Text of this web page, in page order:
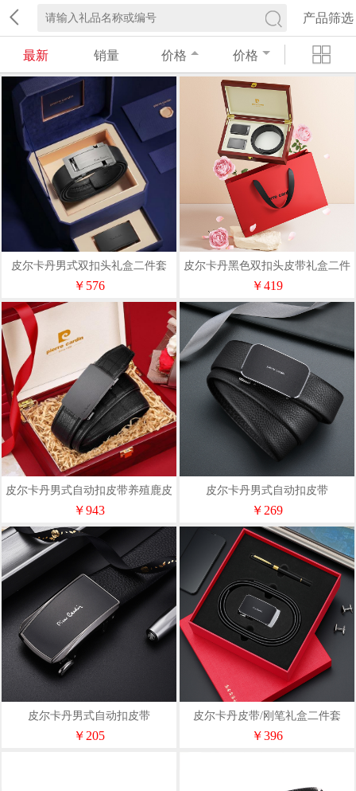
产品筛选
最新 销量 价格 价格
皮尔卡丹男式双扣头礼盒二件套
W61066261-5BA
￥576
皮尔卡丹黑色双扣头皮带礼盒二件
套W52066951-5A
￥419
皮尔卡丹男式自动扣皮带养殖鹿皮
革W43812081
￥943
皮尔卡丹男式自动扣皮带
P51814571-2CA长度随机
￥269
皮尔卡丹男式自动扣皮带
C9B818133-BYA长度随机发货
￥205
皮尔卡丹皮带/刚笔礼盒二件套
JMG01001
￥396